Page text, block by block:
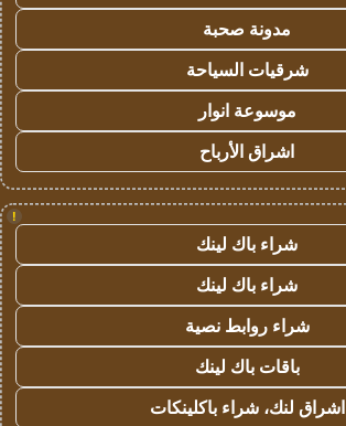
مدونة صحبة
شرقيات السياحة
موسوعة انوار
اشراق الأرباح
!
شراء باك لينك
شراء باك لينك
شراء روابط نصية
باقات باك لينك
اشراق لنك، شراء باكلينكات